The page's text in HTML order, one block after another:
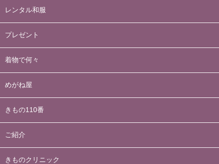
レンタル和服
プレゼント
着物で何々
めがね屋
きもの110番
ご紹介
きものクリニック